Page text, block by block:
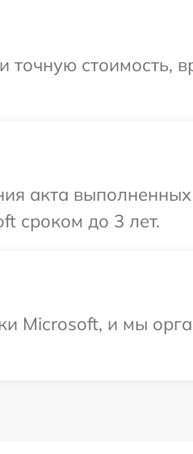
точную стоимость,
акта
сроком до 3 лет.
и мы